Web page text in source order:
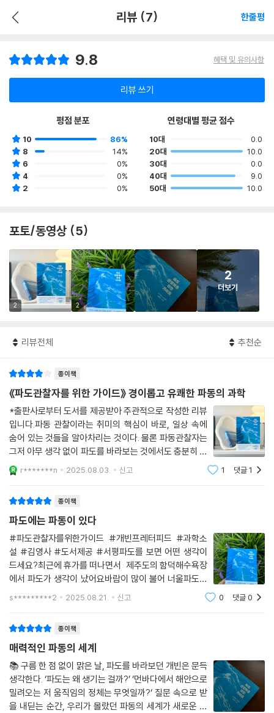
리뷰 (7) 한줄평
9.8 혜택 및 유의사항
리뷰 쓰기
평점 분포
10
86%
8
14%
6
0%
4
0%
2
0%
연령대별 평균 점수
10대
0.0
20대
10.0
30대
0.0
40대
9.0
50대
10.0
포토/동영상 (5)
2 2
2
더보기
리뷰전체 추천순
종이책
《파도관찰자를 위한 가이드》 경이롭고 유쾌한 파동의 과학
*출판사로부터 도서를 제공받아 주관적으로 작성한 리뷰
입니다.파동 관찰이라는 취미의 핵심이 바로, 일상 속에
숨어 있는 것들을 알아차리는 것이다. 물론 파동관찰자는
그저 아무 생각 없이 파도를 바라보는 것에서도 충분히 낙
을 찾을 수 있다. 최고의 명상법이 될 수 있다고 생각한다.
하지만 더 넓은 의미의 파동관찰자란 종류가 전혀 다른 파
r*******n 2025.08.03. 신고 1 댓글1
종이책
파도에는 파동이 있다
#파도관찰자를위한가이드 #개빈프레터피드 #과학소
설 #김영사 #도서제공 #서평파도를 보면 어떤 생각이
드세요?최근에 휴가를 떠나면서 제주도의 함덕해수욕장
에서 파도가 생각이 났어요바람이 많이 불어 너울파도가
심했거든요.파도에도 이름이 있다니 파도에도 생명이 있
s*********2 2025.08.21. 신고 0 댓글0
종이책
매력적인 파동의 세계
📚 구름 한 점 없이 맑은 날, 파도를 바라보던 개빈은 문득
생각한다. ‘파도는 왜 생기는 걸까?’ ‘먼바다에서 해안으로
밀려오는 저 움직임의 정체는 무엇일까?‘ 질문 속으로 받
을 내딛는 순간, 우리가 몰랐던 파동의 세계가 새로운 물